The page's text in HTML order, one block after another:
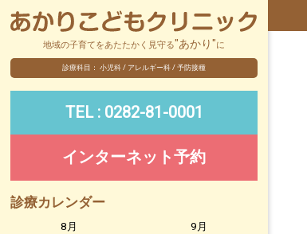
地域の子育てをあたたかく見守る"あかり"に
診療科目： 小児科 / アレルギー科 / 予防接種
TEL : 0282-81-0001
インターネット予約
診療カレンダー
8月
9月